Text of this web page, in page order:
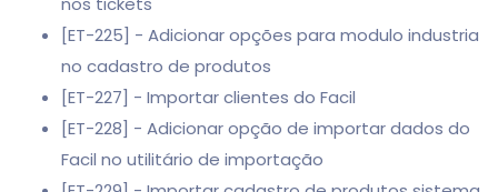
[ET-225] - Adicionar opções para modulo industria
no cadastro de produtos
[ET-227] - Importar clientes do Facil
[ET-228] - Adicionar opção de importar dados do
Facil no utilitário de importação